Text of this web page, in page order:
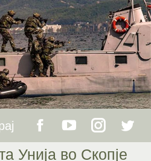
Унија во Скопје